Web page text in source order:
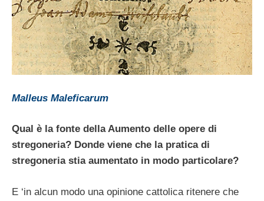
Malleus Maleficarum
Qual è la fonte della Aumento delle opere di
stregoneria? Donde viene che la pratica di
stregoneria stia aumentato in modo particolare?
E ‘in alcun modo una opinione cattolica ritenere che